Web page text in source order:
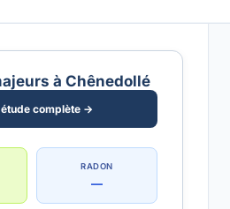
à Chênedollé
complète →
RADON
—